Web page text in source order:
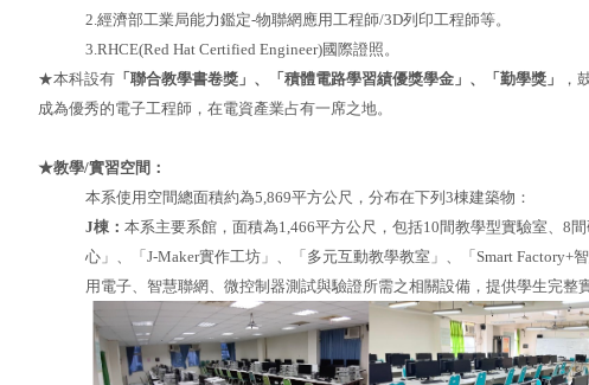
2.經濟部工業局能力鑑定-物聯網應用工程師/3D列印工程師等。
3.RHCE(Red Hat Certified Engineer)國際證照。
★本科設有 「聯合教學書卷獎」、「積體電路學習績優獎學金」、「勤學獎」
，
成為優秀的電子工程師，在電資產業占有一席之地。
★教學/實習空間：
本系使用空間總面積約為5,869平方公尺，分布在下列3棟建築物：
J棟 ： 本系主要系館，面積為1,466平方公尺，包括10間教學型實驗室、8
心」、「J-Maker實作工坊」、「多元互動教學教室」、「Smart Factory+
用電子、智慧聯網、微控制器測試與驗證所需之相關設備，提供學生完整